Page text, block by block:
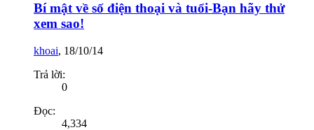
Bí mật về số điện thoại và tuổi-Bạn hãy thử
xem sao!
khoai, 18/10/14
Trả lời:
0
Đọc:
4,334